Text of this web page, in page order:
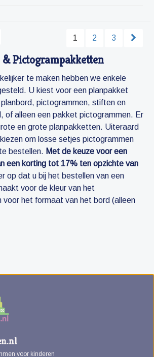
1 2 3
Pictogrampakketten
te maken hebben we enkele
U kiest voor een planpakket
pictogrammen, stiften en
of alleen een pakket pictogrammen. Er
en grote planpakketten. Uiteraard
om losse setjes pictogrammen
bestellen. Met de keuze voor een
een korting tot 17% ten opzichte van
op dat u bij het bestellen van een
voor de kleur van het
voor het formaat van het bord (alleen
voor kinderen